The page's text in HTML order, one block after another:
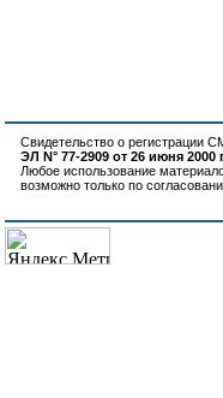
Свидетельство о регистрации
ЭЛ N° 77-2909 от 26 июня 2000
Любое использование
возможно только по